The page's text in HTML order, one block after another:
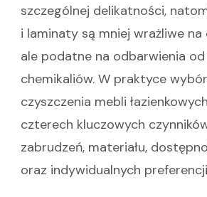
szczególnej delikatności,
i laminaty są mniej wrażliwe na
ale podatne na odbarwienia
chemikaliów. W praktyce
czyszczenia mebli
czterech kluczowych
zabrudzeń, materiału,
oraz indywidualnych